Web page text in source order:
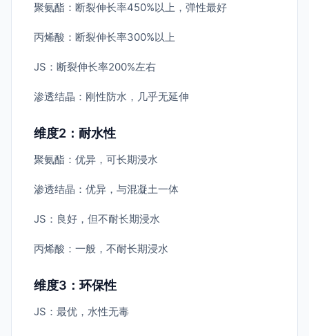
聚氨酯：断裂伸长率450%以上，弹性最好
丙烯酸：断裂伸长率300%以上
JS：断裂伸长率200%左右
渗透结晶：刚性防水，几乎无延伸
维度2：耐水性
聚氨酯：优异，可长期浸水
渗透结晶：优异，与混凝土一体
JS：良好，但不耐长期浸水
丙烯酸：一般，不耐长期浸水
维度3：环保性
JS：最优，水性无毒